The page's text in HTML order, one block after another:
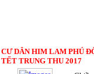
CƯ DÂN HIM LAM PHÚ
TẾT TRUNG THU 2017